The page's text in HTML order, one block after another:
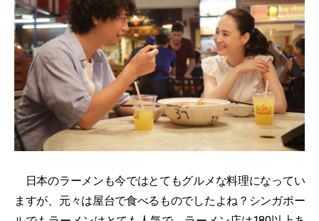
日本のラーメンも今ではとてもグルメな料理になってい
ますが、元々は屋台で食べるものでしたよね？シンガポー